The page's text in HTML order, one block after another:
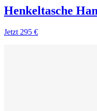
Henkeltasche
Jetzt 295 €